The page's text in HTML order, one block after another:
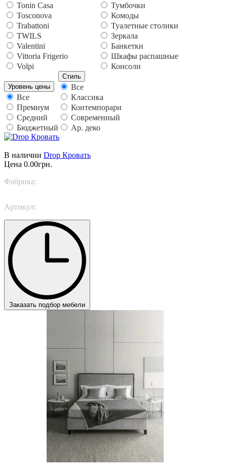
Tonin Casa
Tosconova
Trabattoni
TWILS
Valentini
Vittoria Frigerio
Volpi
Тумбочки
Комоды
Туалетные столики
Зеркала
Банкетки
Шкафы распашные
Консоли
Уровень цены
Все
Премиум
Средний
Бюджетный
Стиль
Все
Классика
Контемпорари
Современный
Ар. деко
В наличии Drop Кровать
Цена 0.00грн.
Фабрика:
Артикул:
Заказать подбор мебели